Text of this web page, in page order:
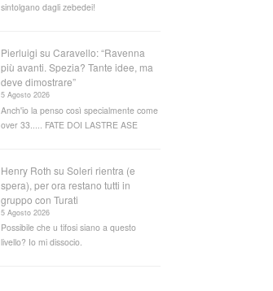
sintolgano dagli zebedei!
Pierluigi suCaravello: “Ravenna
più avanti. Spezia? Tante idee, ma
deve dimostrare”
5 Agosto 2026
Anch'io la penso così specialmente come
over 33..... FATE DOI LASTRE ASE
Henry Roth suSoleri rientra (e
spera), per ora restano tutti in
gruppo con Turati
5 Agosto 2026
Possibile che u tifosi siano a questo
livello? Io mi dissocio.